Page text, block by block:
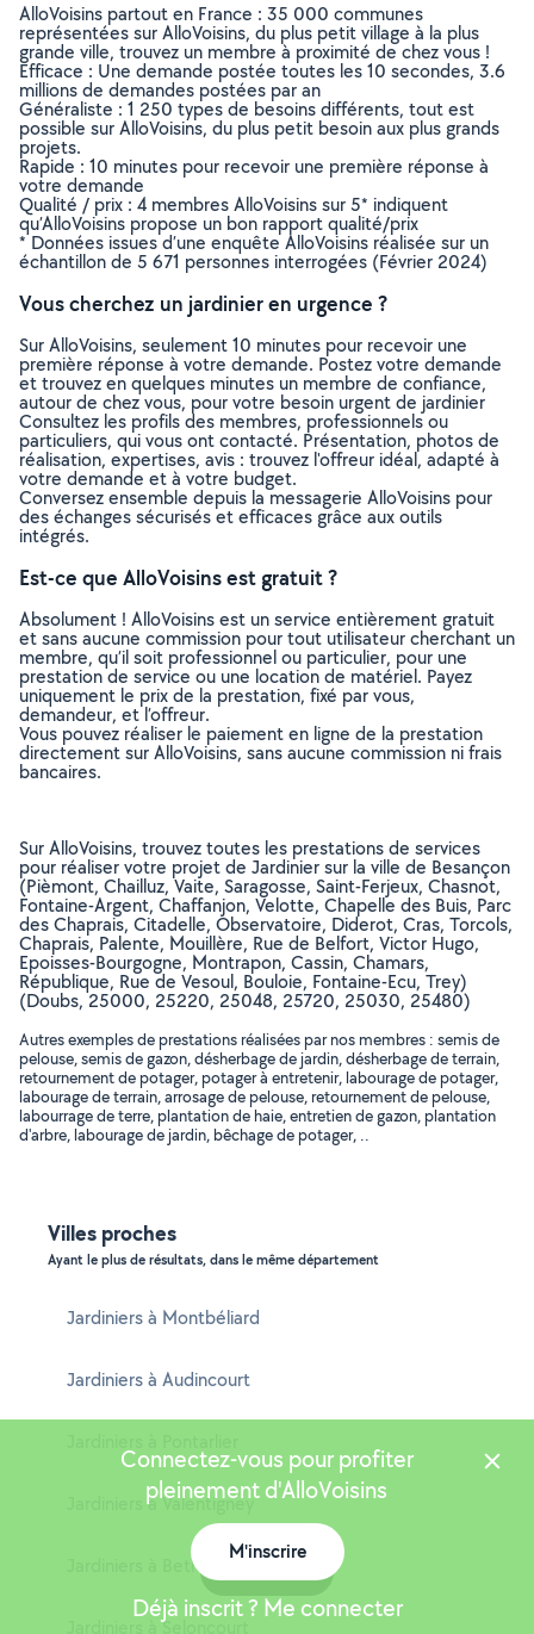
AlloVoisins partout en France : 35 000 communes
représentées sur AlloVoisins, du plus petit village à la plus
grande ville, trouvez un membre à proximité de chez vous !
Efficace : Une demande postée toutes les 10 secondes, 3.6
millions de demandes postées par an
Généraliste : 1 250 types de besoins différents, tout est
possible sur AlloVoisins, du plus petit besoin aux plus grands
projets.
Rapide : 10 minutes pour recevoir une première réponse à
votre demande
Qualité / prix : 4 membres AlloVoisins sur 5* indiquent
qu’AlloVoisins propose un bon rapport qualité/prix
* Données issues d’une enquête AlloVoisins réalisée sur un
échantillon de 5 671 personnes interrogées (Février 2024)
Vous cherchez un jardinier en urgence ?
Sur AlloVoisins, seulement 10 minutes pour recevoir une
première réponse à votre demande. Postez votre demande
et trouvez en quelques minutes un membre de confiance,
autour de chez vous, pour votre besoin urgent de jardinier
Consultez les profils des membres, professionnels ou
particuliers, qui vous ont contacté. Présentation, photos de
réalisation, expertises, avis : trouvez l'offreur idéal, adapté à
votre demande et à votre budget.
Conversez ensemble depuis la messagerie AlloVoisins pour
des échanges sécurisés et efficaces grâce aux outils
intégrés.
Est-ce que AlloVoisins est gratuit ?
Absolument ! AlloVoisins est un service entièrement gratuit
et sans aucune commission pour tout utilisateur cherchant un
membre, qu’il soit professionnel ou particulier, pour une
prestation de service ou une location de matériel. Payez
uniquement le prix de la prestation, fixé par vous,
demandeur, et l’offreur.
Vous pouvez réaliser le paiement en ligne de la prestation
directement sur AlloVoisins, sans aucune commission ni frais
bancaires.
Sur AlloVoisins, trouvez toutes les prestations de services
pour réaliser votre projet de Jardinier sur la ville de Besançon
(Pièmont, Chailluz, Vaite, Saragosse, Saint-Ferjeux, Chasnot,
Fontaine-Argent, Chaffanjon, Velotte, Chapelle des Buis, Parc
des Chaprais, Citadelle, Observatoire, Diderot, Cras, Torcols,
Chaprais, Palente, Mouillère, Rue de Belfort, Victor Hugo,
Epoisses-Bourgogne, Montrapon, Cassin, Chamars,
République, Rue de Vesoul, Bouloie, Fontaine-Ecu, Trey)
(Doubs, 25000, 25220, 25048, 25720, 25030, 25480)
Autres exemples de prestations réalisées par nos membres : semis de
pelouse, semis de gazon, désherbage de jardin, désherbage de terrain,
retournement de potager, potager à entretenir, labourage de potager,
labourage de terrain, arrosage de pelouse, retournement de pelouse,
labourrage de terre, plantation de haie, entretien de gazon, plantation
d'arbre, labourage de jardin, bêchage de potager, ..
Villes proches
Ayant le plus de résultats, dans le même département
Jardiniers à Montbéliard
Jardiniers à Audincourt
Jardiniers à Valentigney
Jardiniers à Bethoncourt
Jardiniers à Seloncourt
Connectez-vous pour profiter
pleinement d'AlloVoisins
M'inscrire
Déjà inscrit ? Me connecter